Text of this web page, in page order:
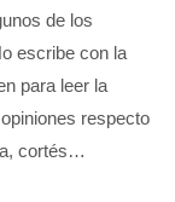
de los
escribe con la
para leer la
respecto
cortés…